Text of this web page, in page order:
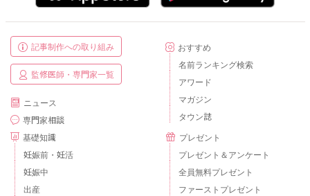
記事制作への取り組み
監修医師・専門家一覧
ニュース
専門家相談
基礎知識
妊娠前・妊活
妊娠中
出産
おすすめ
名前ランキング検索
アワード
マガジン
タウン誌
プレゼント
プレゼント＆アンケート
全員無料プレゼント
ファーストプレゼント